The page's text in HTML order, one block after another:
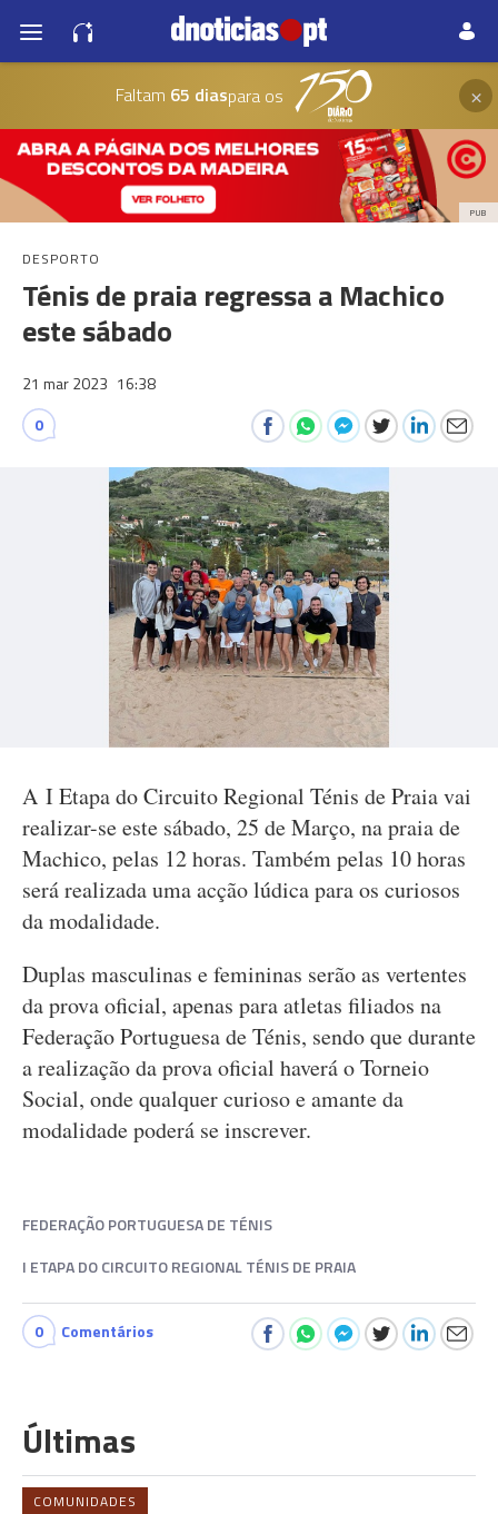
Faltam 65 diaspara os ×
PUB
DESPORTO
Ténis de praia regressa a Machico
este sábado
21 mar 2023 16:38
0
A I Etapa do Circuito Regional Ténis de Praia vai
realizar-se este sábado, 25 de Março, na praia de
Machico, pelas 12 horas. Também pelas 10 horas
será realizada uma acção lúdica para os curiosos
da modalidade.
Duplas masculinas e femininas serão as vertentes
da prova oficial, apenas para atletas filiados na
Federação Portuguesa de Ténis, sendo que durante
a realização da prova oficial haverá o Torneio
Social, onde qualquer curioso e amante da
modalidade poderá se inscrever.
FEDERAÇÃO PORTUGUESA DE TÉNIS
I ETAPA DO CIRCUITO REGIONAL TÉNIS DE PRAIA
0 Comentários
Últimas
COMUNIDADES